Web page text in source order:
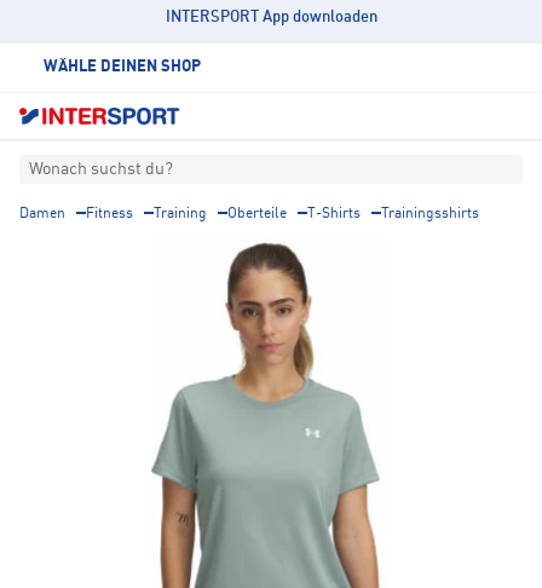
INTERSPORT App downloaden
WÄHLE DEINEN SHOP
Wonach suchst du?
Damen Fitness Training Oberteile T-Shirts Trainingsshirts